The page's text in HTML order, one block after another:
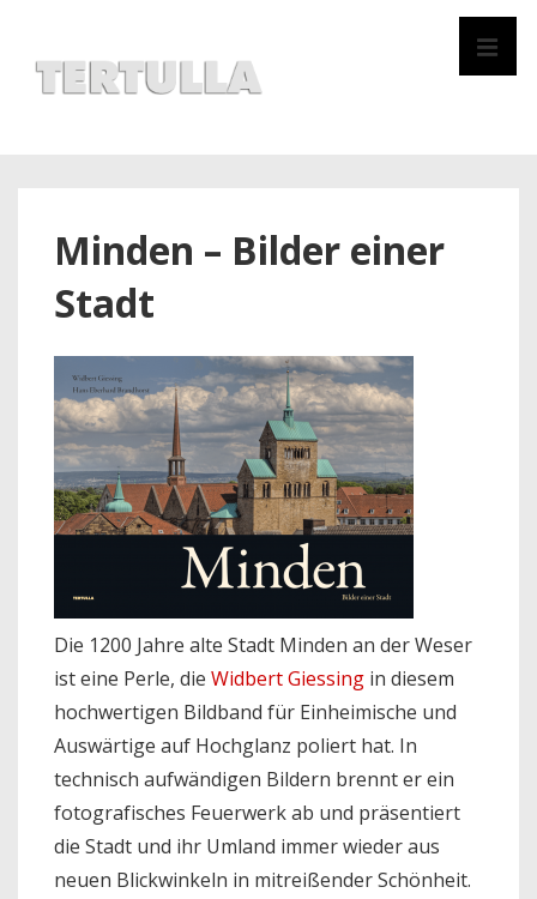
Minden – Bilder einer
Stadt
Die 1200 Jahre alte Stadt Minden an der Weser
ist eine Perle, die Widbert Giessing in diesem
hoch­wertigen Bildband für Einheimische und
Auswärtige auf Hochglanz poliert hat. In
technisch aufwändigen Bildern brennt er ein
fotografisches Feuerwerk ab und präsentiert
die Stadt und ihr Umland immer wieder aus
neuen Blickwinkeln in mitreißender Schönheit.